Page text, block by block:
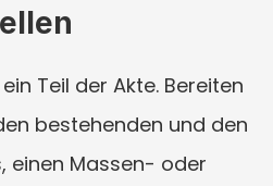
Teil der Akte. Bereiten
bestehenden und den
einen Massen- oder